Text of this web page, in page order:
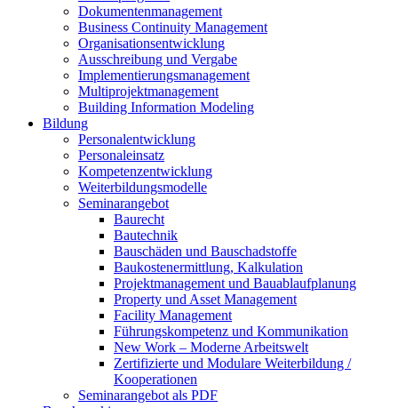
Dokumentenmanagement
Business Continuity Management
Organisationsentwicklung
Ausschreibung und Vergabe
Implementierungsmanagement
Multiprojektmanagement
Building Information Modeling
Bildung
Personalentwicklung
Personaleinsatz
Kompetenzentwicklung
Weiterbildungsmodelle
Seminarangebot
Baurecht
Bautechnik
Bauschäden und Bauschadstoffe
Baukostenermittlung, Kalkulation
Projektmanagement und Bauablaufplanung
Property und Asset Management
Facility Management
Führungskompetenz und Kommunikation
New Work – Moderne Arbeitswelt
Zertifizierte und Modulare Weiterbildung /
Kooperationen
Seminarangebot als PDF